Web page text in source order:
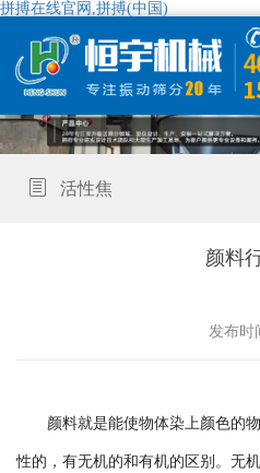
拼搏在线官网,拼搏(中国)
拼搏在线官网,拼搏(中国)
产品中心
活性焦
颜料
发布时
颜料就是能使物体染上颜色的物
性的，有无机的和有机的区别。无